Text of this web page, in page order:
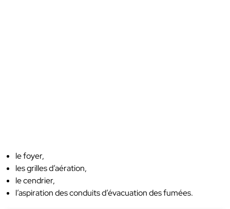
le foyer,
les grilles d’aération,
le cendrier,
l’aspiration des conduits d’évacuation des fumées.